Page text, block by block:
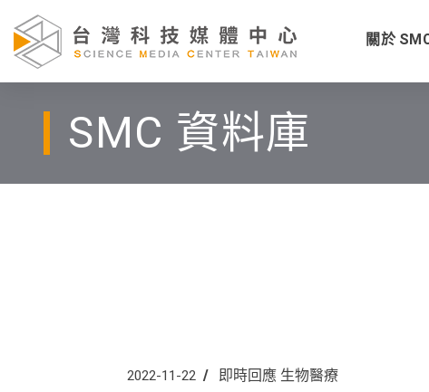
關於
SMC 資料庫
2022-11-22 即時回應 生物醫療